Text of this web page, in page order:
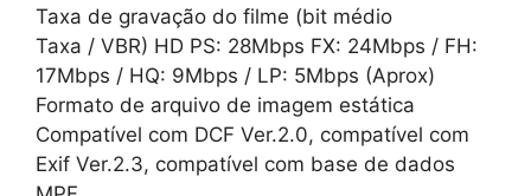
Taxa de gravação do filme (bit médio
Taxa / VBR) HD PS: 28Mbps FX: 24Mbps / FH:
17Mbps / HQ: 9Mbps / LP: 5Mbps (Aprox)
Formato de arquivo de imagem estática
Compatível com DCF Ver.2.0, compatível com
Exif Ver.2.3, compatível com base de dados